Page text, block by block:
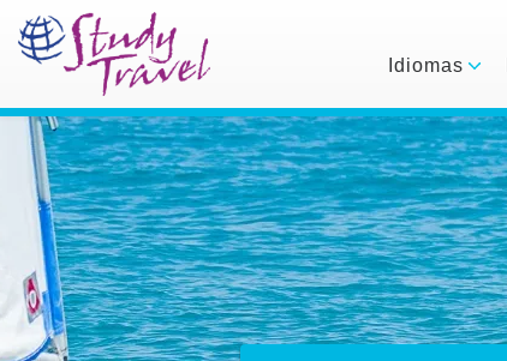
Idiomas